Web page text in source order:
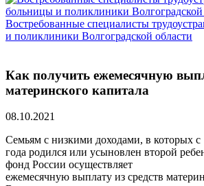
Востребованные специалисты
и поликлиники Волгоградской области
Как получить ежемесячную
материнского капитала
08.10.2021
Семьям с низкими доходами, в которых с
года родился или усыновлен второй
фонд России осуществляет
ежемесячную выплату из средств